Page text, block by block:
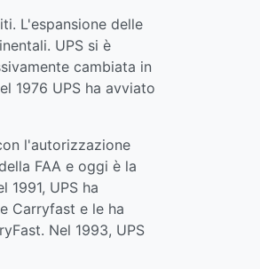
L'espansione delle
UPS si è
cambiata in
1976 UPS ha avviato
l'autorizzazione
FAA e oggi è la
UPS ha
Carryfast e le ha
Nel 1993, UPS